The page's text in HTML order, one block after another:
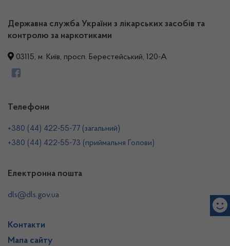
Державна служба України з лікарських засобів та
контролю за наркотиками
03115, м. Київ, просп. Берестейський, 120-А
Телефони
+380 (44) 422-55-77 (загальний)
+380 (44) 422-55-73 (приймальня Голови)
Електронна пошта
dls@dls.gov.ua
Контакти
Мапа сайту